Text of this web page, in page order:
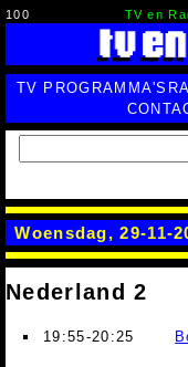
100 TV en
TV PROGRAMMA'S
Woensdag, 29-11-
Nederland 2
19:55-20:25